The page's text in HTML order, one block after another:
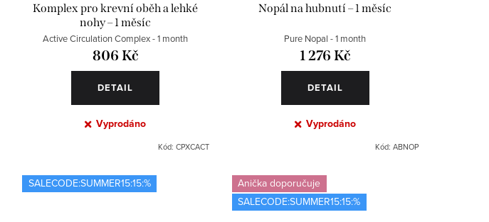
Komplex pro krevní oběh a lehké
nohy – 1 měsíc
Active Circulation Complex - 1 month
806 Kč
DETAIL
Vyprodáno
Kód: CPXCACT
Nopál na hubnutí – 1 měsíc
Pure Nopal - 1 month
1 276 Kč
DETAIL
Vyprodáno
Kód: ABNOP
SALECODE:SUMMER15:15:%
Anička doporučuje
SALECODE:SUMMER15:15:%